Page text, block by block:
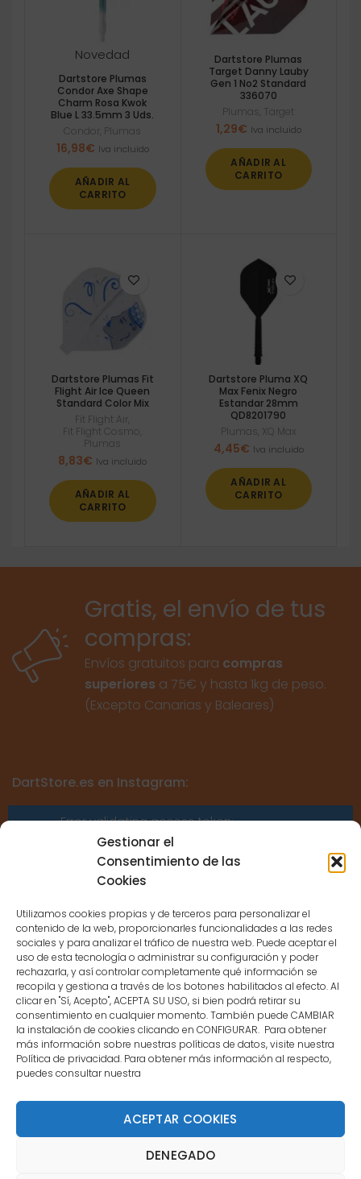
Gestionar el
Consentimiento de las
Cookies
Utilizamos cookies propias y de terceros para personalizar el
contenido de la web, proporcionarles funcionalidades a las redes
sociales y para analizar el tráfico de nuestra web. Puede aceptar el
uso de esta tecnología o administrar su configuración y poder
rechazarla, y así controlar completamente qué información se
recopila y gestiona a través de los botones habilitados al efecto. Al
clicar en "Sí, Acepto", ACEPTA SU USO, si bien podrá retirar su
consentimiento en cualquier momento. También puede CAMBIAR
la instalación de cookies clicando en CONFIGURAR. Para obtener
más información sobre nuestras políticas de datos, visite nuestra
Política de privacidad. Para obtener más información al respecto,
puedes consultar nuestra
ACEPTAR COOKIES
DENEGADO
Novedad
Dartstore Plumas
Condor Axe Shape
Charm Rosa Kwok
Blue L 33.5mm 3 Uds.
Condor Plumas
16,98€ Iva incluido
AÑADIR AL
CARRITO
Dartstore Plumas
Target Danny Lauby
Gen 1 No2 Standard
336070
Plumas Target
1,29€ Iva incluido
AÑADIR AL
CARRITO
Dartstore Plumas Fit
Flight Air Ice Queen
Standard Color Mix
Fit Flight Air
Fit Flight Cosmo
Plumas
8,83€ Iva incluido
AÑADIR AL
CARRITO
Dartstore Pluma XQ
Max Fenix Negro
Estandar 28mm
QD8201790
Plumas XQ Max
4,45€ Iva incluido
AÑADIR AL
CARRITO
Gratis, el envío de tus
compras:
Envíos gratuitos para compras
superiores a 75€ y hasta 1kg de peso.
(Excepto Canarias y Baleares)
DartStore.es en Instagram:
Error validating access token:
Sessions for the user are not allowed
because the user is not a confirmed
CONTACTO
MENÚ PRINCIPAL
MI CUENTA
DOCUMENTACIÓN